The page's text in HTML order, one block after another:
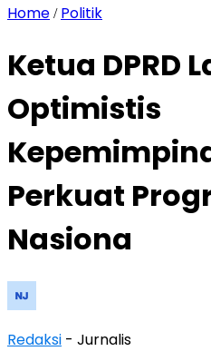
Home / Politik
Ketua DPRD
Optimistis
Perkuat
Nasiona
Redaksi - Jurnalis